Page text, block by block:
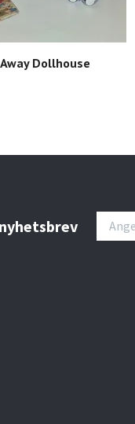
Dollhouse